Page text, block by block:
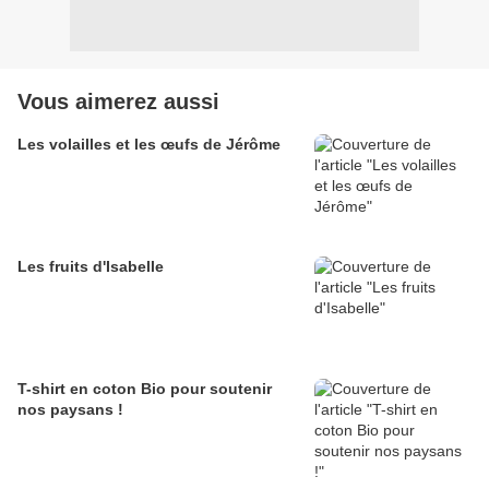
Vous aimerez aussi
Les volailles et les œufs de Jérôme
Les fruits d'Isabelle
T-shirt en coton Bio pour soutenir
nos paysans !